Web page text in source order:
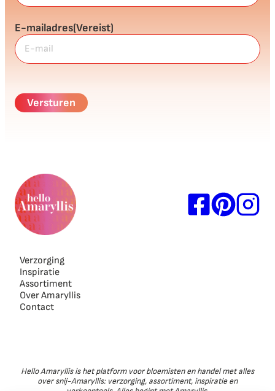
E-mailadres(Vereist)
Verzorging
Inspiratie
Assortiment
Over Amaryllis
Contact
Hello Amaryllis is het platform voor bloemisten en handel met alles
over snij-Amaryllis: verzorging, assortiment, inspiratie en